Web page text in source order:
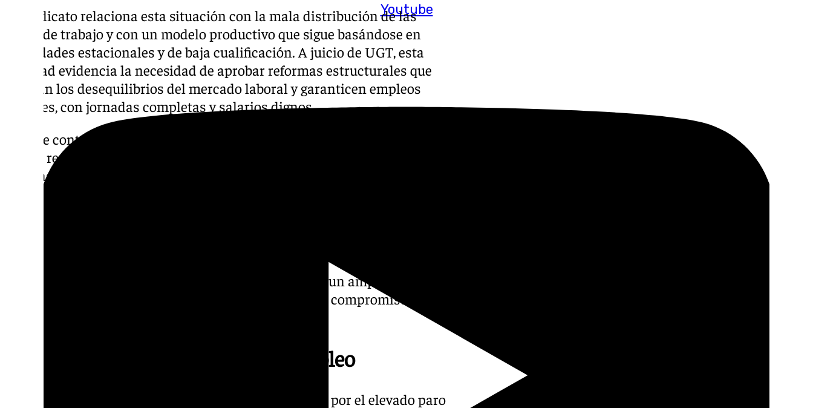
Youtube
El sindicato relaciona esta situación con la mala distribución de las
horas de trabajo y con un modelo productivo que sigue basándose en
actividades estacionales y de baja cualificación. A juicio de UGT, esta
realidad evidencia la necesidad de aprobar reformas estructurales que
corrijan los desequilibrios del mercado laboral y garanticen empleos
estables, con jornadas completas y salarios dignos.
En este contexto, UGT ha reiterado la importancia de aprobar la nueva
Ley de reducción de la jornada laboral, que limitaría el máximo de la
semana laboral a 37,5 horas.
UGT recuerda además que esta iniciativa cuenta con un amplio respaldo
social y considera urgente que el Ejecutivo cumpla su compromiso
Crítica a las políticas activas de empleo
UGT Granada también ha mostrado su preocupación por el elevado paro